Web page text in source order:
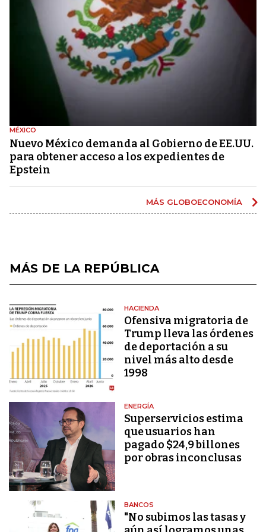
MÉXICO
Nuevo México demanda al Gobierno de EE.UU.
para obtener acceso a los expedientes de
Epstein
MÁS GLOBOECONOMÍA
MÁS DE LA REPÚBLICA
HACIENDA
Ofensiva migratoria de
Trump lleva las órdenes
de deportación a su
nivel más alto desde
1998
ENERGÍA
Superservicios estima
que usuarios han
pagado $24,9 billones
por obras inconclusas
BANCOS
"No subimos las tasas y